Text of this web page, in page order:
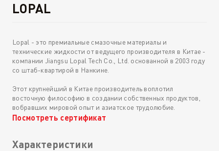
LOPAL
Lopal - это премиальные смазочные материалы и
технические жидкости от ведущего производителя в Китае -
компании Jiangsu Lopal Tech Co., Ltd. основанной в 2003 году
со штаб-квартирой в Нанкине.
Этот крупнейший в Китае производитель воплотил
восточную философию в создании собственных продуктов,
вобравших мировой опыт и азиатское трудолюбие.
Посмотреть сертификат
Характеристики